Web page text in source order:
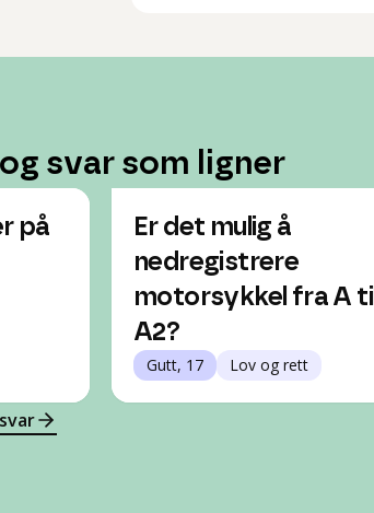
svar som ligner
på
Er det mulig å
nedregistrere
motorsykkel fra A til
A2?
Gutt, 17 Lov og rett